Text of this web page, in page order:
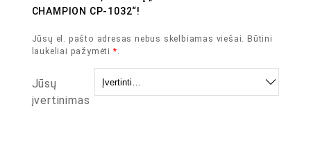
CHAMPION CP-1032“!
Jūsų el. pašto adresas nebus skelbiamas viešai. Būtini
laukeliai pažymėti *.
Jūsų
įvertinimas